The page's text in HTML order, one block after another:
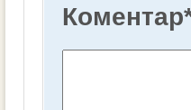
Коментар